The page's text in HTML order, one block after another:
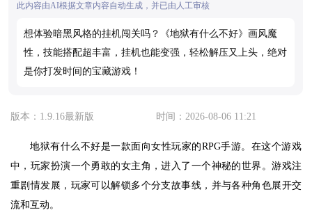
此内容由AI根据文章内容自动生成，并已由人工审核
想体验暗黑风格的挂机闯关吗？《地狱有什么不好》画风魔
性，技能搭配超丰富，挂机也能变强，轻松解压又上头，绝对
是你打发时间的宝藏游戏！
版本：1.9.16最新版 时间：2026-08-06 11:21
地狱有什么不好是一款面向女性玩家的RPG手游。在这个游戏
中，玩家扮演一个勇敢的女主角，进入了一个神秘的世界。游戏注
重剧情发展，玩家可以解锁多个分支故事线，并与各种角色展开交
流和互动。